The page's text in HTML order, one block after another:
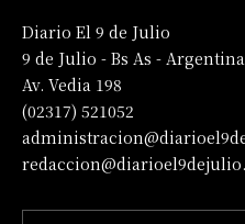
Diario El 9 de Julio
9 de Julio - Bs As - Argentina
Av. Vedia 198
(02317) 521052